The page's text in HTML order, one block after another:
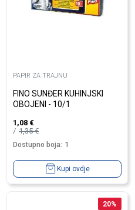
PAPIR ZA TRAJNU
FINO SUNĐER KUHINJSKI
OBOJENI - 10/1
1,08 €
1,35€
Dostupno boja: 1
Kupi ovdje
20%